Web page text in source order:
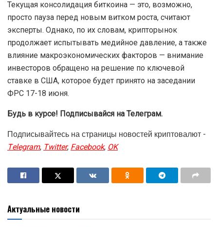
Текущая консолидация биткоина — это, возможно,
просто пауза перед новым витком роста, считают
эксперты. Однако, по их словам, крипторынок
продолжает испытывать медийное давление, а также
влияние макроэкономических факторов — внимание
инвесторов обращено на решение по ключевой
ставке в США, которое будет принято на заседании
ФРС 17-18 июня.
Будь в курсе! Подписывайся на Телеграм.
Подписывайтесь на страницы новостей криптовалют -
Telegram,Twitter,Facebook,OK
Актуальные новости